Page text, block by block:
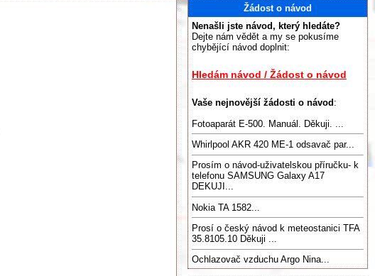
Žádost o návod
Nenašli jste návod, který hledáte?
Dejte nám vědět a my se pokusíme
chybějící návod doplnit:
Hledám návod / Žádost o návod
Vaše nejnovější žádosti o návod :
Fotoaparát E-500. Manuál. Děkuji. ...
Whirlpool AKR 420 ME-1 odsavač par...
Prosím o návod-uživatelskou příručku- k
telefonu SAMSUNG Galaxy A17
DEKUJI...
Nokia TA 1582...
Prosí o český návod k meteostanici TFA
35.8105.10 Děkuji ...
Ochlazovač vzduchu Argo Nina...